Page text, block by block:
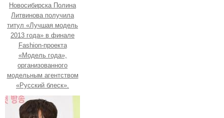
Новосибирска Полина
Литвинова получила
титул «Лучшая модель
2013 года» в финале
Fashion-проекта
«Модель года»,
организованного
модельным агентством
«Русский блеск».